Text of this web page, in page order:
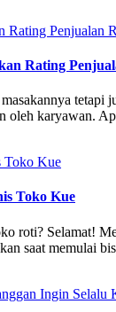
Rating
karyawan.
Toko Kue
roti? Selamat!
saat memulai